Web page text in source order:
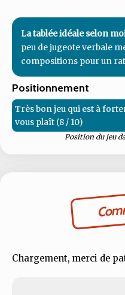
La tablée idéale selon
peu de jugeote verbale
compositions pour un
Positionnement
Très bon jeu qui est à
vous plaît (8 / 10)
Position du jeu
Chargement, merci de